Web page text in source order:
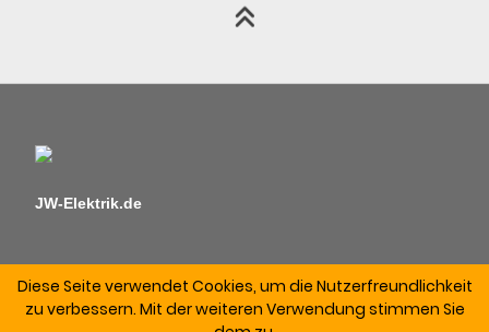
JW-Elektrik.de
Diese Seite verwendet Cookies, um die Nutzerfreundlichkeit
zu verbessern. Mit der weiteren Verwendung stimmen Sie